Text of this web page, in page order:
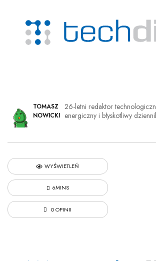
TOMASZ
NOWICKI
26-letni redaktor
energiczny i błyskotliwy
WYŚWIETLEŃ
6MINS
0 OPINII